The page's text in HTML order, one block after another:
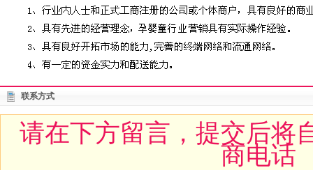
联系方式
请在下方留言，提交后将
商电话